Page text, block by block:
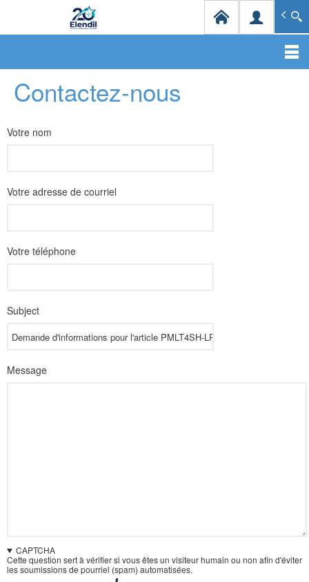
contenu
principal
Spécialiste en infrastructures et solutions de
Contactez-nous
Votre nom
Votre adresse de courriel
Votre téléphone
Subject
Message
CAPTCHA
Cette question sert à vérifier si vous êtes un visiteur humain ou non afin d'éviter
les soumissions de pourriel (spam) automatisées.